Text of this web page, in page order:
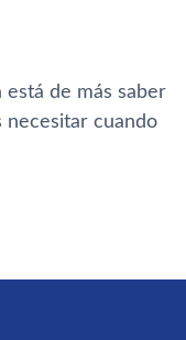
de más saber
necesitar cuando